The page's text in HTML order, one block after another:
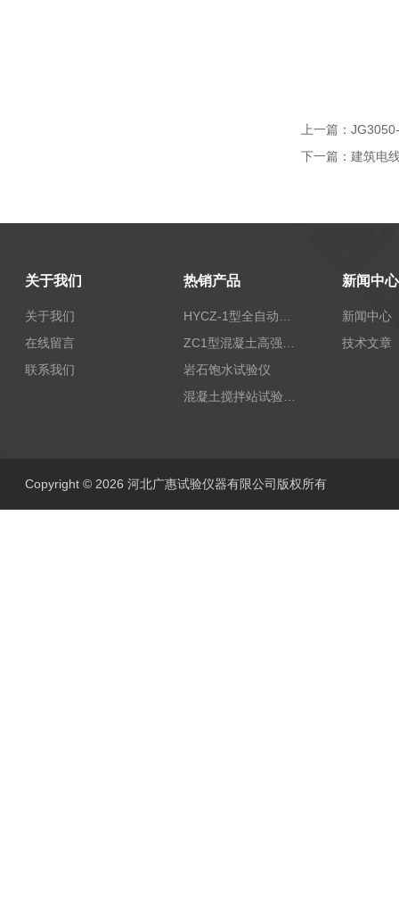
上一篇：
下一篇： 建筑电
关于我们
关于我们
在线留言
联系我们
热销产品
岩石饱水试验仪
新闻中心
新闻中心
技术文章
Copyright © 2026 河北广惠试验仪器有限公司版权所有